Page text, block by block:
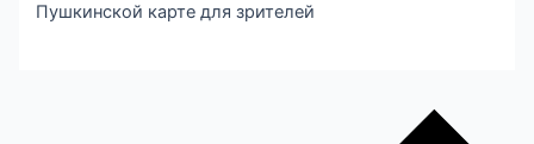
Пушкинской карте для зрителей